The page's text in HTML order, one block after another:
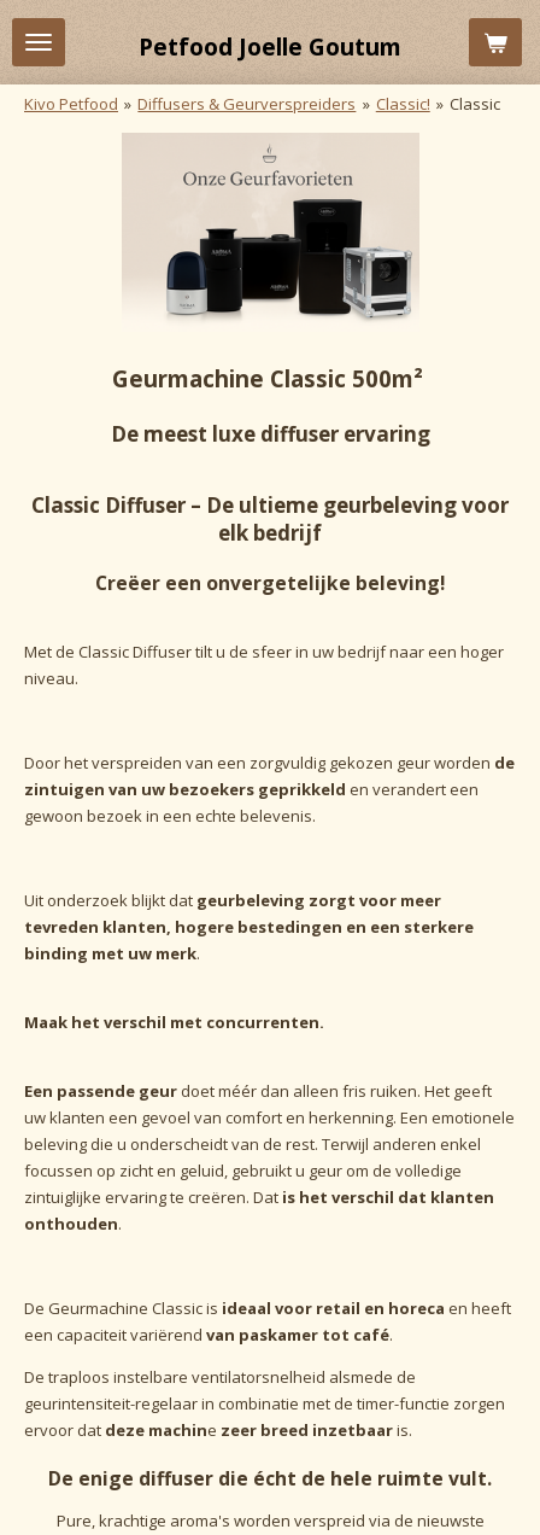
Ga
direct
de
Petfood Joelle Goutum
Kivo Petfood » Diffusers & Geurverspreiders » Classic! » Classic
Geurmachine Classic 500m²
De meest luxe diffuser ervaring
Classic Diffuser – De ultieme geurbeleving voor
elk bedrijf
Creëer een onvergetelijke beleving!
Met de Classic Diffuser tilt u de sfeer in uw bedrijf naar een hoger
niveau.
Door het verspreiden van een zorgvuldig gekozen geur worden de
zintuigen van uw bezoekers geprikkeld en verandert een
gewoon bezoek in een echte belevenis.
Uit onderzoek blijkt dat geurbeleving zorgt voor meer
tevreden klanten, hogere bestedingen en een sterkere
binding met uw merk.
Maak het verschil met concurrenten.
Een passende geur doet méér dan alleen fris ruiken. Het geeft
uw klanten een gevoel van comfort en herkenning. Een emotionele
beleving die u onderscheidt van de rest. Terwijl anderen enkel
focussen op zicht en geluid, gebruikt u geur om de volledige
zintuiglijke ervaring te creëren. Dat is het verschil dat klanten
onthouden.
De Geurmachine Classicis ideaal voor retail en horeca en heeft
een capaciteit variërend van paskamer tot café.
De traploos instelbare ventilatorsnelheid alsmede de
geurintensiteit-regelaar in combinatie met de timer-functie zorgen
ervoor dat deze machine zeer breed inzetbaaris.
De enige diffuser die écht de hele ruimte vult.
Pure, krachtige aroma's worden verspreid via de nieuwste